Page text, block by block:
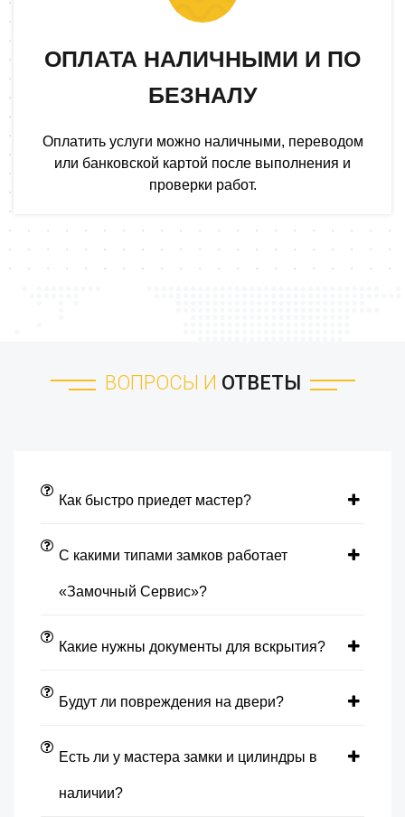
ОПЛАТА НАЛИЧНЫМИ И ПО
БЕЗНАЛУ
Оплатить услуги можно наличными, переводом
или банковской картой после выполнения и
проверки работ.
ВОПРОСЫ И ОТВЕТЫ
Как быстро приедет мастер?
С какими типами замков работает
«Замочный Сервис»?
Какие нужны документы для вскрытия?
Будут ли повреждения на двери?
Есть ли у мастера замки и цилиндры в
наличии?